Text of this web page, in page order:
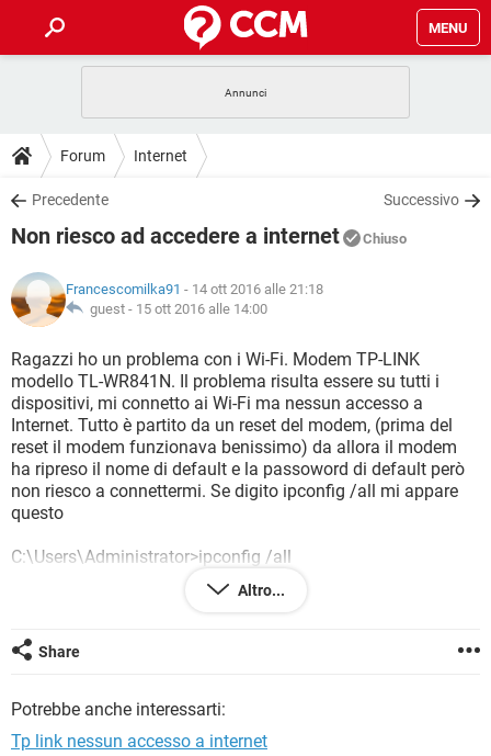
MENU
INTRATTENIMENTO
iOS
INSTAGRAM WHATSAPP
TIKTOK
HARDWARE
GUIDE
COVID-19
INSTAGRAM WHATSAPP
TIKTOK
HARDWARE
DOWNLOAD
COVID-19 GAMING
INTRATTENIMENTO
iOS WINDOWS 10
INSTAGRAM WHATSAPP
TIKTOK FACEBOOK
HARDWARE
COVID-19 GAMING
INTRATTENIMENTO
iOS WINDOWS 10
INSTAGRAM WHATSAPP
TIKTOK FACEBOOK
HARDWARE
GLOSSARIO
COVID-19 GAMING
INTRATTENIMENTO ANDROID
iOS WINDOWS 10
INSTAGRAM WHATSAPP
TIKTOK FACEBOOK
Forum Internet
Precedente Successivo
Non riesco ad accedere a internet Chiuso
Francescomilka91 - 14 ott 2016 alle 21:18
guest - 15 ott 2016 alle 14:00
Ragazzi ho un problema con i Wi-Fi. Modem TP-LINK
modello TL-WR841N. Il problema risulta essere su tutti i
dispositivi, mi connetto ai Wi-Fi ma nessun accesso a
Internet. Tutto è partito da un reset del modem, (prima del
reset il modem funzionava benissimo) da allora il modem
ha ripreso il nome di default e la passoword di default però
non riesco a connettermi. Se digito ipconfig /all mi appare
questo
C:\Users\Administrator>ipconfig /all
Configurazione IP di Windows
Nome host . . . . . . . . . . . . . . : Francesco
Suffisso DNS primario . . . . . . . . :
Routing IP abilitato. . . . . . . . . : No
Proxy WINS abilitato . . . . . . . . : No
Altro...
Share
Potrebbe anche interessarti:
Tp link nessun accesso a internet